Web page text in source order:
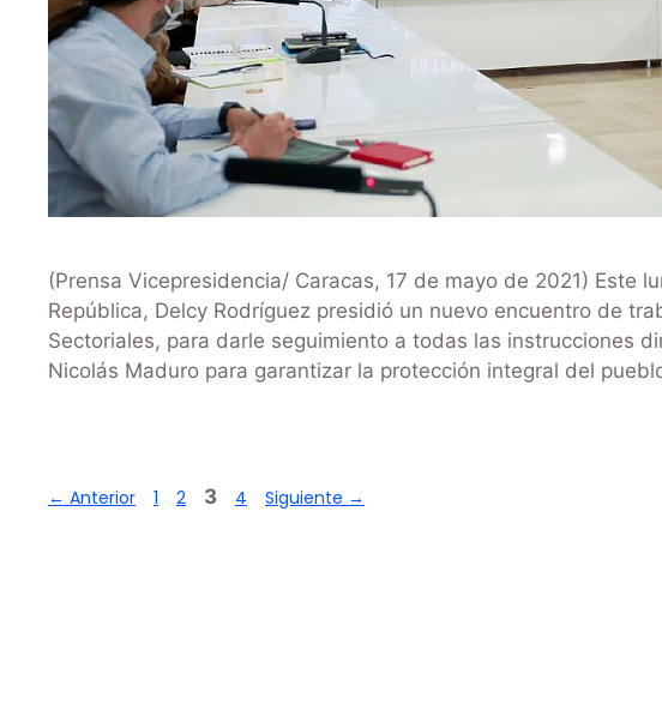
(Prensa Vicepresidencia/ Caracas, 17 de mayo de 2021) Este
República, Delcy Rodríguez presidió un nuevo encuentro de
Sectoriales, para darle seguimiento a todas las instrucciones
Nicolás Maduro para garantizar la protección integral del
← Anterior 1 2 3 4 Siguiente →